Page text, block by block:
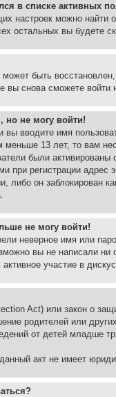
в списке активных
настроек можно
остальных вы будете
быть
вы снова сможете войти
но не могу войти!
вы вводите имя
меньше 13 лет, то вам
были
при регистрации
либо он заблокирован
не могу войти!
неверное имя или
вы не написали
участие в
Act) или закон о
родителей или
от детей младше
акт не имеет